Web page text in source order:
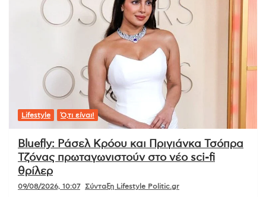
Lifestyle Ό,τι είναι!
Bluefly: Ράσελ Κρόου και Πριγιάνκα Τσόπρα
Τζόνας πρωταγωνιστούν στο νέο sci-fi
θρίλερ
09/08/2026, 10:07 Σύνταξη Lifestyle Politic.gr